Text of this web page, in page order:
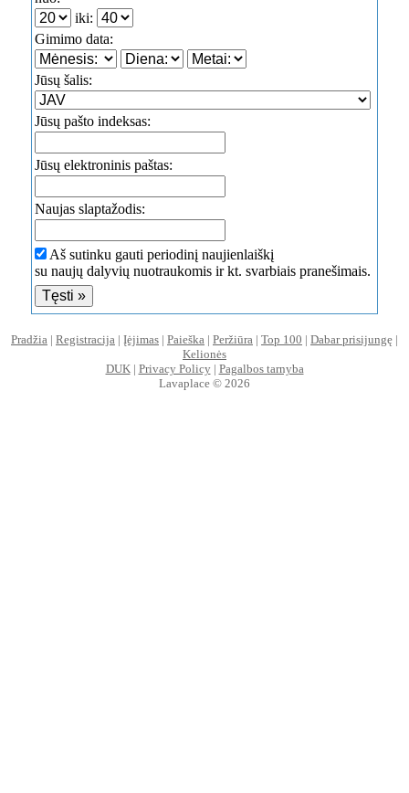
iki:
Gimimo data:
Jūsų šalis:
Jūsų pašto indeksas:
Jūsų elektroninis paštas:
Naujas slaptažodis:
Aš sutinku gauti periodinį naujienlaiškį
su naujų dalyvių nuotraukomis ir kt. svarbiais pranešimais.
Pradžia | Registracija | Įėjimas | Paieška | Peržiūra | Top 100 | Dabar prisijungę |
Kelionės
DUK| Privacy Policy| Pagalbos tarnyba
Lavaplace © 2026